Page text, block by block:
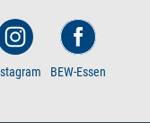
BEW-Essen